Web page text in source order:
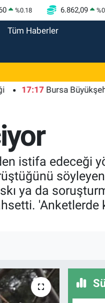
%0.18 6.862,09 %
Tüm Haberler
Bursa Büyükşehir
istifa edeceği
ya da